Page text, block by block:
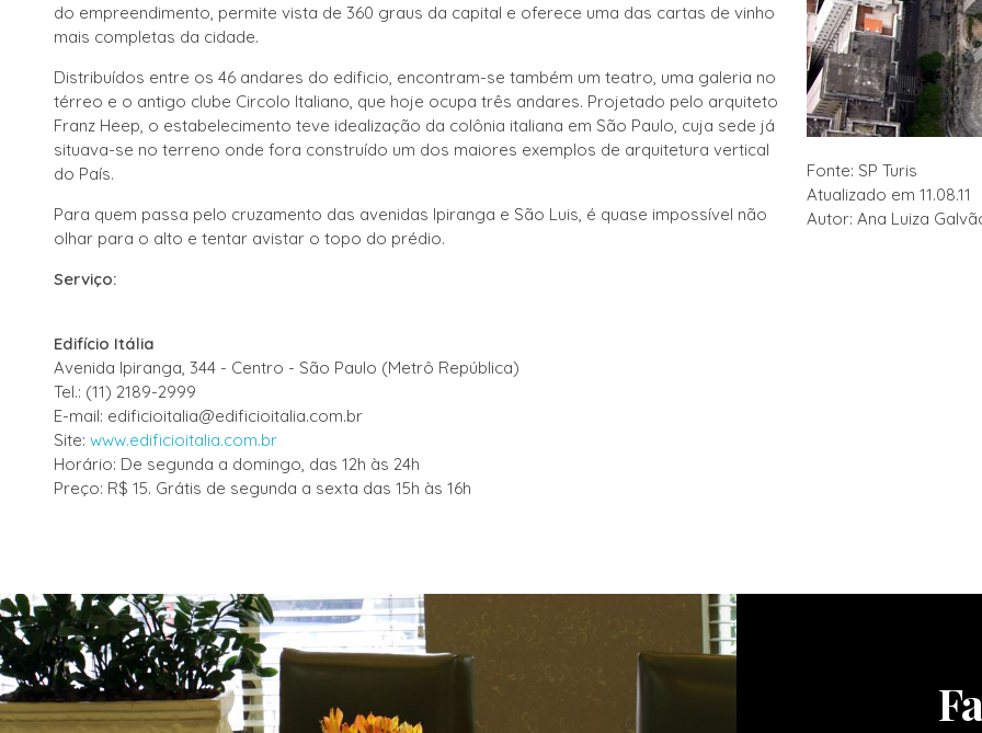
do empreendimento, permite vista de 360 graus da capital e oferece uma das cartas de vinho
mais completas da cidade.
Distribuídos entre os 46 andares do edificio, encontram-se também um teatro, uma galeria no
térreo e o antigo clube Circolo Italiano, que hoje ocupa três andares. Projetado pelo arquiteto
Franz Heep, o estabelecimento teve idealização da colônia italiana em São Paulo, cuja sede já
situava-se no terreno onde fora construído um dos maiores exemplos de arquitetura vertical
do País.
Para quem passa pelo cruzamento das avenidas Ipiranga e São Luis, é quase impossível não
olhar para o alto e tentar avistar o topo do prédio.
Serviço:
Edifício Itália
Avenida Ipiranga, 344 - Centro - São Paulo (Metrô República)
Tel.: (11) 2189-2999
E-mail: edificioitalia@edificioitalia.com.br
Site: www.edificioitalia.com.br
Horário: De segunda a domingo, das 12h às 24h
Preço: R$ 15. Grátis de segunda a sexta das 15h às 16h
Fonte: SP Turis
Atualizado em 11.08.11
Autor: Ana Luiza